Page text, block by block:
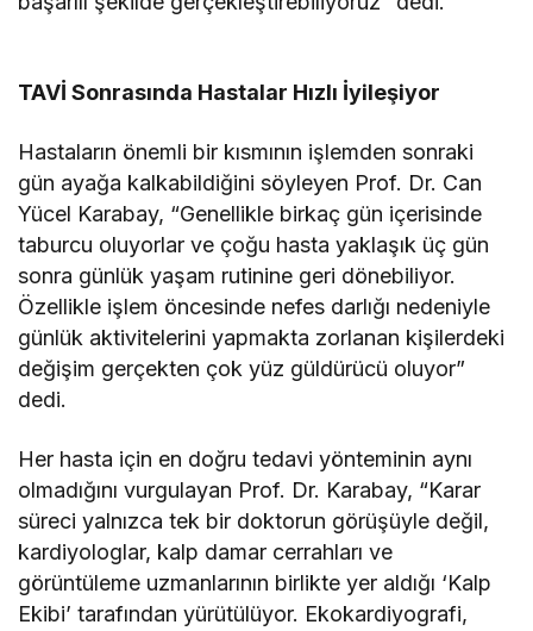
TAVİ Sonrasında Hastalar Hızlı İyileşiyor
Hastaların önemli bir kısmının işlemden sonraki
gün ayağa kalkabildiğini söyleyen Prof. Dr. Can
Yücel Karabay, “Genellikle birkaç gün içerisinde
taburcu oluyorlar ve çoğu hasta yaklaşık üç gün
sonra günlük yaşam rutinine geri dönebiliyor.
Özellikle işlem öncesinde nefes darlığı nedeniyle
günlük aktivitelerini yapmakta zorlanan kişilerdeki
değişim gerçekten çok yüz güldürücü oluyor”
dedi.
Her hasta için en doğru tedavi yönteminin aynı
olmadığını vurgulayan Prof. Dr. Karabay, “Karar
süreci yalnızca tek bir doktorun görüşüyle değil,
kardiyologlar, kalp damar cerrahları ve
görüntüleme uzmanlarının birlikte yer aldığı ‘Kalp
Ekibi’ tarafından yürütülüyor. Ekokardiyografi,